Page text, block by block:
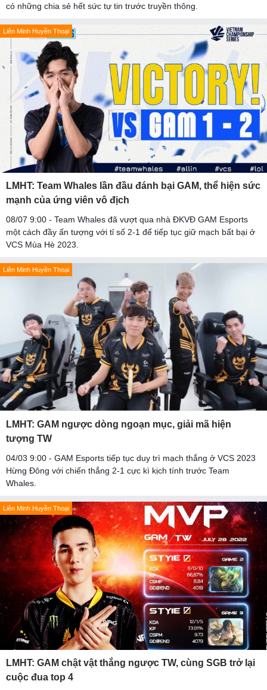
có những chia sẻ hết sức tự tin trước truyền thông.
Liên Minh Huyền Thoại
LMHT: Team Whales lần đầu đánh bại GAM, thể hiện sức
mạnh của ứng viên vô địch
08/07 9:00 - Team Whales đã vượt qua nhà ĐKVĐ GAM Esports
một cách đầy ấn tượng với tỉ số 2-1 để tiếp tục giữ mạch bất bại ở
VCS Mùa Hè 2023.
Liên Minh Huyền Thoại
LMHT: GAM ngược dòng ngoạn mục, giải mã hiện
tượng TW
04/03 9:00 - GAM Esports tiếp tục duy trì mạch thắng ở VCS 2023
Hừng Đông với chiến thắng 2-1 cực kì kịch tính trước Team
Whales.
Liên Minh Huyền Thoại
LMHT: GAM chật vật thắng ngược TW, cùng SGB trở lại
cuộc đua top 4